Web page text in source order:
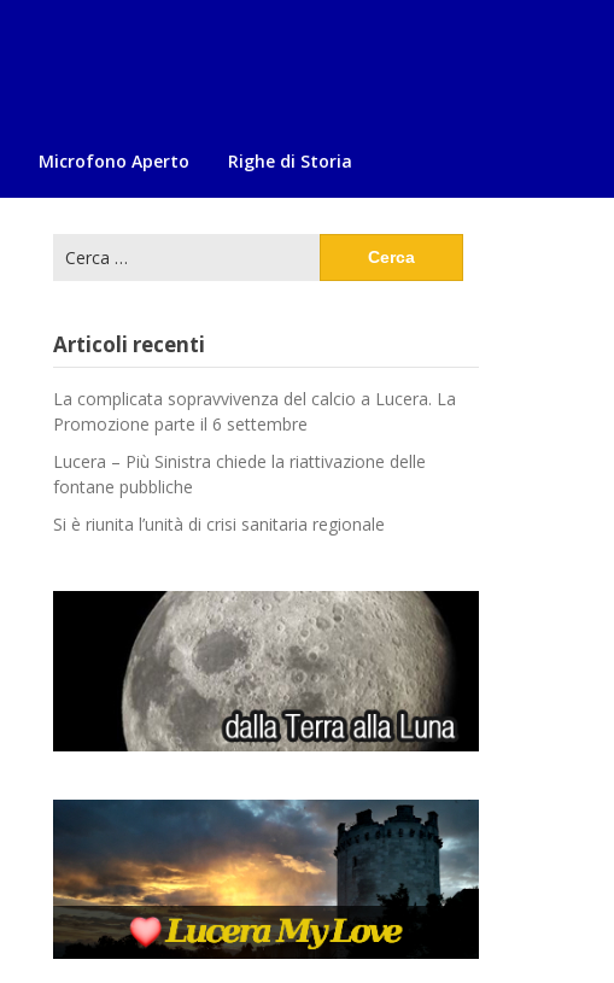
Microfono Aperto Righe di Storia
per:
Articoli recenti
La complicata sopravvivenza del calcio a Lucera. La
Promozione parte il 6 settembre
Lucera – Più Sinistra chiede la riattivazione delle
fontane pubbliche
Si è riunita l’unità di crisi sanitaria regionale